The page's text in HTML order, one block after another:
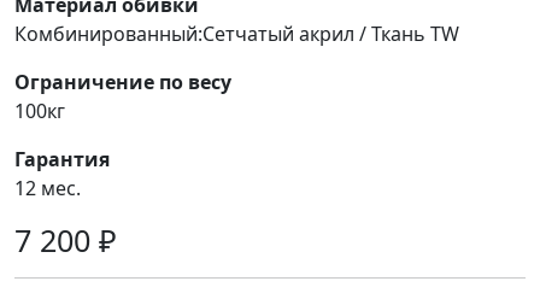
Комбинированный:Сетчатый акрил / Ткань TW
Ограничение по весу
100кг
Гарантия
12 мес.
7 200 ₽